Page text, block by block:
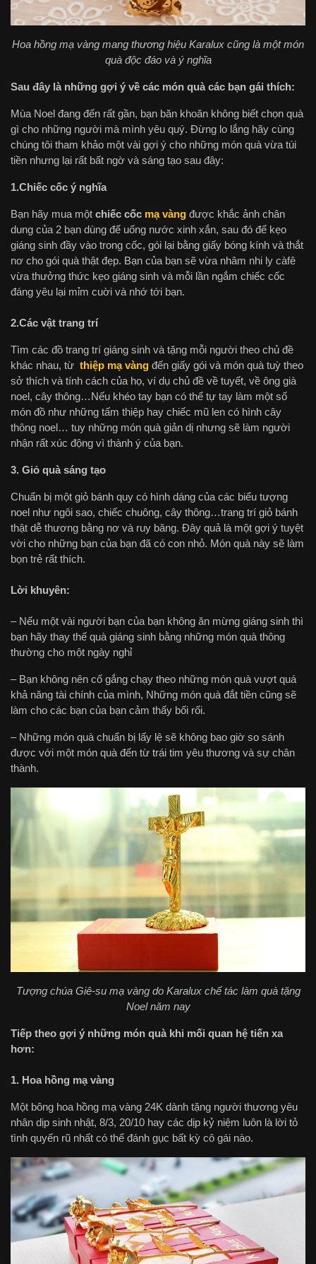
Hoa hồng mạ vàng mang thương hiệu Karalux cũng là một món
quà độc đáo và ý nghĩa
Sau đây là những gợi ý về các món quà các bạn gái thích:
Mùa Noel đang đến rất gần, bạn băn khoăn không biết chọn quà
gì cho những người mà mình yêu quý. Đừng lo lắng hãy cùng
chúng tôi tham khảo một vài gợi ý cho những món quà vừa túi
tiền nhưng lại rất bất ngờ và sáng tạo sau đây:
1.Chiếc cốc ý nghĩa
Bạn hãy mua một chiếc cốc mạ vàng được khắc ảnh chân
dung của 2 bạn dùng để uống nước xinh xắn, sau đó để kẹo
giáng sinh đầy vào trong cốc, gói lại bằng giấy bóng kính và thắt
nơ cho gói quà thật đẹp. Bạn của bạn sẽ vừa nhâm nhi ly càfê
vừa thưởng thức kẹo giáng sinh và mỗi lần ngắm chiếc cốc
đáng yêu lại mỉm cuời và nhớ tới bạn.
2.Các vật trang trí
Tìm các đồ trang trí giáng sinh và tặng mỗi người theo chủ đề
khác nhau, từ thiệp mạ vàng đến giấy gói và món quà tuỳ theo
sở thích và tính cách của họ, ví dụ chủ đề về tuyết, về ông già
noel, cây thông…Nếu khéo tay bạn có thể tự tay làm một số
món đồ như những tấm thiệp hay chiếc mũ len có hình cây
thông noel… tuy những món quà giản dị nhưng sẽ làm người
nhận rất xúc động vì thành ý của bạn.
3. Giỏ quà sáng tạo
Chuẩn bị một giỏ bánh quy có hình dáng của các biểu tượng
noel như ngôi sao, chiếc chuông, cây thông…trang trí giỏ bánh
thật dễ thương bằng nơ và ruy băng. Đây quả là một gợi ý tuyệt
vời cho những bạn của bạn đã có con nhỏ. Món quà này sẽ làm
bọn trẻ rất thích.
Lời khuyên:
– Nếu một vài người bạn của bạn không ăn mừng giáng sinh thì
bạn hãy thay thế quà giáng sinh bằng những món quà thông
thường cho một ngày nghỉ
– Bạn không nên cố gắng chạy theo những món quà vượt quá
khả năng tài chính của mình, Những món quà đắt tiền cũng sẽ
làm cho các bạn của bạn cảm thấy bối rối.
– Những món quà chuẩn bị lấy lệ sẽ không bao giờ so sánh
được với một món quà đến từ trái tim yêu thương và sự chân
thành.
Tượng chúa Giê-su mạ vàng do Karalux chế tác làm quà tặng
Noel năm nay
Tiếp theo gợi ý những món quà khi mối quan hệ tiến xa
hơn:
1. Hoa hồng mạ vàng
Một bông hoa hồng mạ vàng 24K dành tặng người thương yêu
nhân dịp sinh nhật, 8/3, 20/10 hay các dịp kỷ niệm luôn là lời tỏ
tình quyến rũ nhất có thể đánh gục bất kỳ cô gái nào.